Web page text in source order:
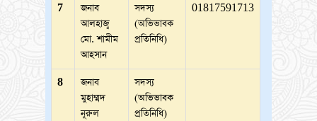
7
জনাব
আলহাজ্ব
মো. শামীম
আহসান
সদস্য
(অভিভাবক
প্রতিনিধি)
01817591713
8
জনাব
মুহাম্মদ
নূরুল
সদস্য
(অভিভাবক
প্রতিনিধি)